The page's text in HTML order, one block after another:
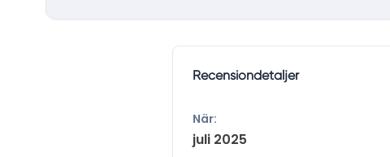
Recensiondetaljer
När:
juli 2025